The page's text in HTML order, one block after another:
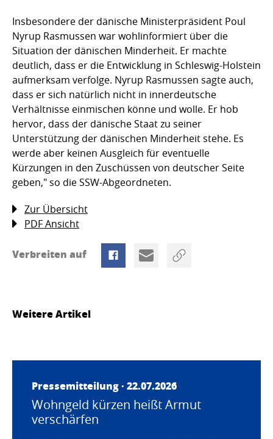
Insbesondere der dänische Ministerpräsident Poul
Nyrup Rasmussen war wohlinformiert über die
Situation der dänischen Minderheit. Er machte
deutlich, dass er die Entwicklung in Schleswig-Holstein
aufmerksam verfolge. Nyrup Rasmussen sagte auch,
dass er sich natürlich nicht in innerdeutsche
Verhältnisse einmischen könne und wolle. Er hob
hervor, dass der dänische Staat zu seiner
Unterstützung der dänischen Minderheit stehe. Es
werde aber keinen Ausgleich für eventuelle
Kürzungen in den Zuschüssen von deutscher Seite
geben," so die SSW-Abgeordneten.
Zur Übersicht
PDF Ansicht
Verbreiten auf
Weitere Artikel
Pressemitteilung · 22.07.2026
Wohngeld kürzen heißt Armut
verschärfen